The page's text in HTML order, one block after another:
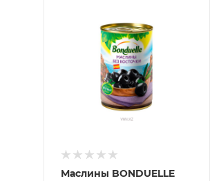
Маслины BONDUELLE